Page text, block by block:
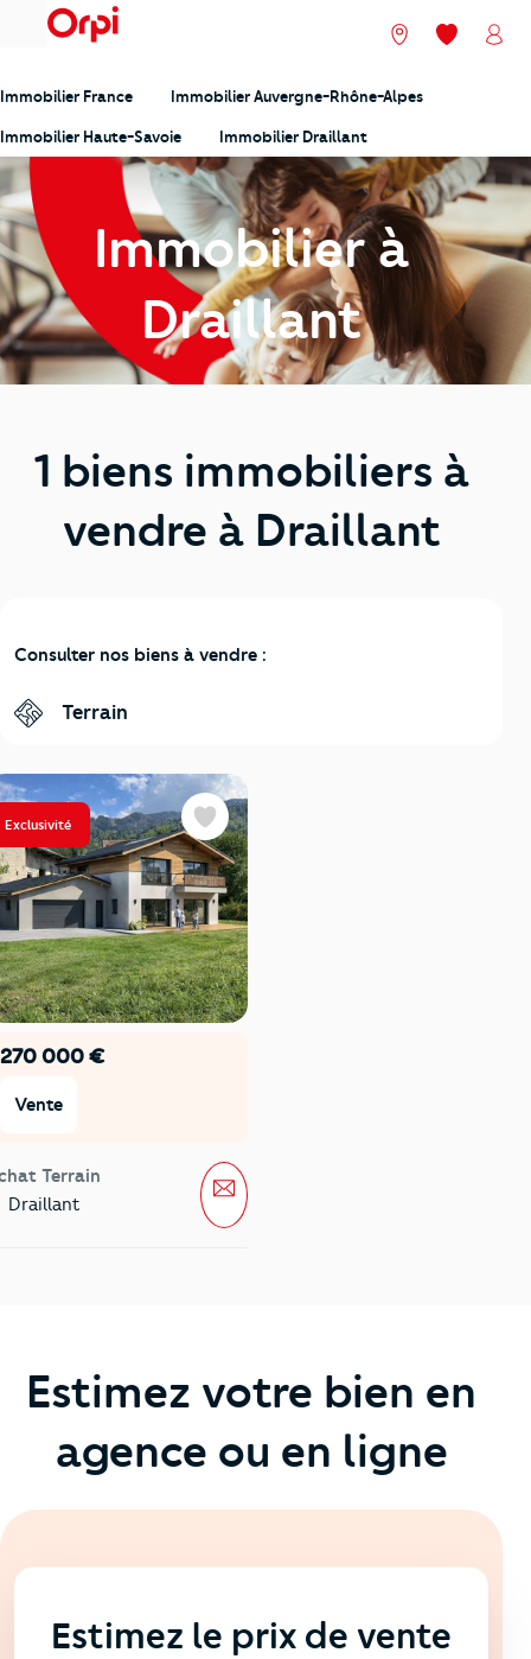
menu Nos agences
Mes
Immobilier France Immobilier Auvergne-Rhône-Alpes
Immobilier Haute-Savoie Immobilier Draillant
Immobilier à
Draillant
1 biens immobiliers à
vendre à Draillant
Consulter nos biens à vendre :
Terrain
Exclusivité
270 000 €
Vente
Terrain
Draillant
Favoris
Message
Estimez votre bien en
agence ou en ligne
Estimez le prix de vente